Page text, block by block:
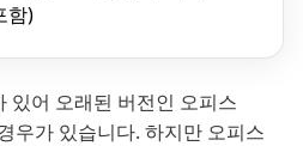
함)
있어 오래된 버전인 오피스
우가 있습니다. 하지만 오피스